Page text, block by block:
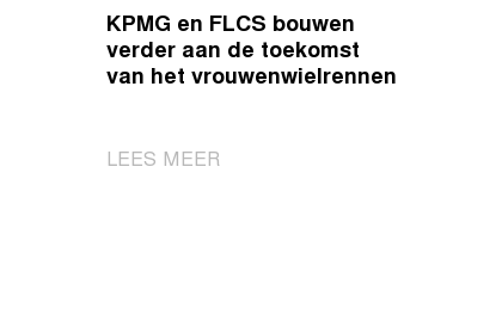
KPMG en FLCS bouwen
verder aan de toekomst
van het vrouwenwielrennen
LEES MEER|